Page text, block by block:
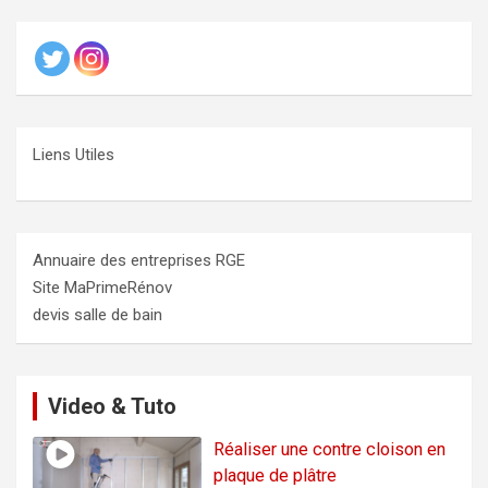
Liens Utiles
Annuaire des entreprises RGE
Site MaPrimeRénov
devis salle de bain
Video & Tuto
Réaliser une contre cloison en
plaque de plâtre